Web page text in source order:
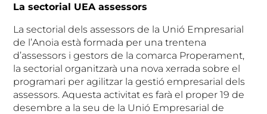
La sectorial UEA assessors
La sectorial dels assessors de la Unió Empresarial
de l’Anoia està formada per una trentena
d’assessors i gestors de la comarca Properament,
la sectorial organitzarà una nova xerrada sobre el
programari per agilitzar la gestió empresarial dels
assessors. Aquesta activitat es farà el proper 19 de
desembre a la seu de la Unió Empresarial de